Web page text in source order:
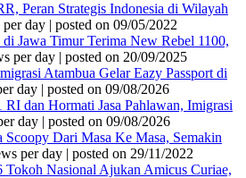
Peran Strategis Indonesia di Wilayah
day | posted on 09/05/2022
di Jawa Timur Terima New Rebel 1100,
per day | posted on 20/09/2025
Atambua Gelar Eazy Passport di
day | posted on 09/08/2026
dan Hormati Jasa Pahlawan, Imigrasi
day | posted on 09/08/2026
Dari Masa Ke Masa, Semakin
per day | posted on 29/11/2022
Nasional Ajukan Amicus Curiae,